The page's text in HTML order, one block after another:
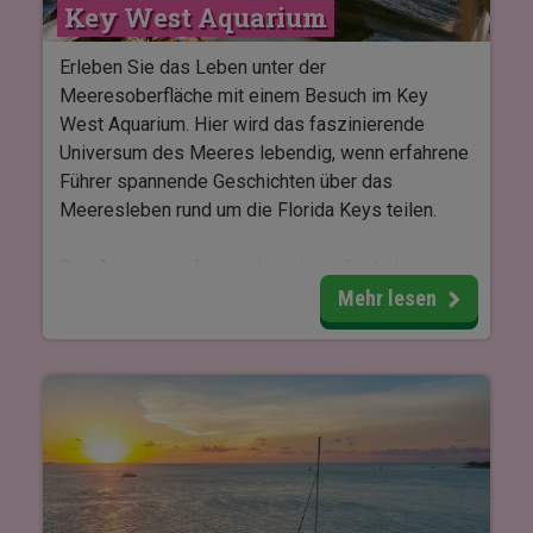
Jahren zu machen.
Diese geführte Tour dauert etwa 2 Stunden und
ist für alle leicht zugänglich – unabhängig von
Alter und Fitnesslevel. Wenn Sie etwas mehr
Komfort wünschen, kann die Tour auch auf ein
Elektrofahrrad aufgerüstet werden.
Key West Aquarium
Erleben Sie das Leben unter der
Meeresoberfläche mit einem Besuch im Key
West Aquarium. Hier wird das faszinierende
Universum des Meeres lebendig, wenn erfahrene
Führer spannende Geschichten über das
Meeresleben rund um die Florida Keys teilen.
Meeresschildkröten zu schützen, und kooperiert
unter anderem mit dem Turtle Hospital und dem
Organisationen bestehen aus Behörden,
Universitäten und Meeresparks, die gemeinsam
helfen, verletzte Schildkröten zu retten, zu
pflegen und zu rehabilitieren.
Im Aquarium können Sie mehrere Schildkröten in
Mehr lesen